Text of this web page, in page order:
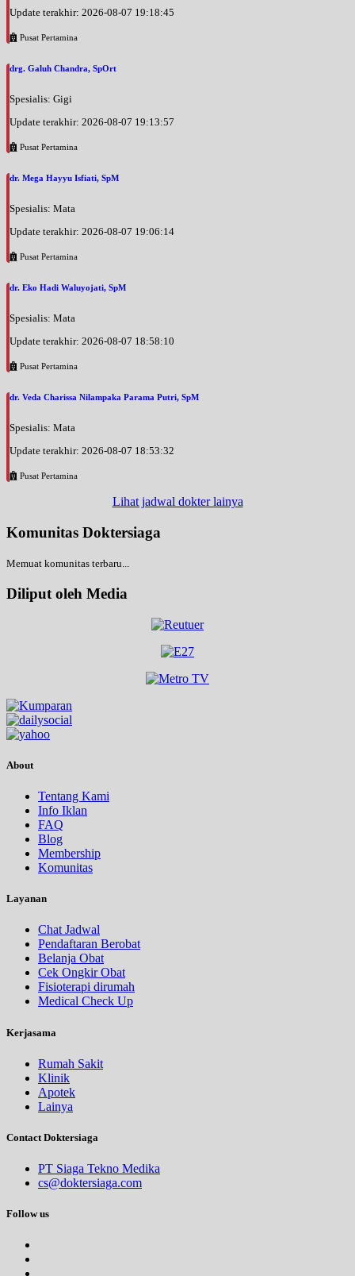
Update terakhir: 2026-08-07 19:18:45
Pusat Pertamina
drg. Galuh Chandra, SpOrt
Spesialis: Gigi
Update terakhir: 2026-08-07 19:13:57
Pusat Pertamina
dr. Mega Hayyu Isfiati, SpM
Spesialis: Mata
Update terakhir: 2026-08-07 19:06:14
Pusat Pertamina
dr. Eko Hadi Waluyojati, SpM
Spesialis: Mata
Update terakhir: 2026-08-07 18:58:10
Pusat Pertamina
dr. Veda Charissa Nilampaka Parama Putri, SpM
Spesialis: Mata
Update terakhir: 2026-08-07 18:53:32
Pusat Pertamina
Lihat jadwal dokter lainya
Komunitas Doktersiaga
Memuat komunitas terbaru...
Diliput oleh Media
About
Tentang Kami
Info Iklan
FAQ
Blog
Membership
Komunitas
Layanan
Chat Jadwal
Pendaftaran Berobat
Belanja Obat
Cek Ongkir Obat
Fisioterapi dirumah
Medical Check Up
Kerjasama
Rumah Sakit
Klinik
Apotek
Lainya
Contact Doktersiaga
PT Siaga Tekno Medika
cs@doktersiaga.com
Follow us